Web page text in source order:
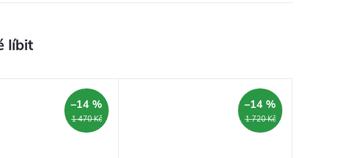
1 470 Kč
–14 %
1 720 Kč
–14 %